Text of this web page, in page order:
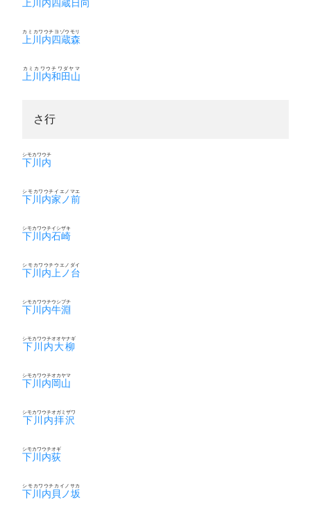
上川内四蔵日向
上川内四蔵森
カミカワウチヨゾウモリ
上川内和田山
カミカワウチワダヤマ
さ行
下川内
シモカワウチ
下川内家ノ前
シモカワウチイエノマエ
下川内石崎
シモカワウチイシザキ
下川内上ノ台
シモカワウチウエノダイ
下川内牛淵
シモカワウチウシブチ
下川内大柳
シモカワウチオオヤナギ
下川内岡山
シモカワウチオカヤマ
下川内拝沢
シモカワウチオガミザワ
下川内荻
シモカワウチオギ
下川内貝ノ坂
シモカワウチカイノサカ